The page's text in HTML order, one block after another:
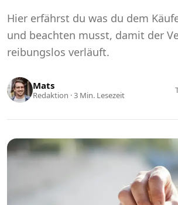
Hier erfährst du was du dem
und beachten musst, damit der
reibungslos verläuft.
Mats
Redaktion ·3 Min. Lesezeit